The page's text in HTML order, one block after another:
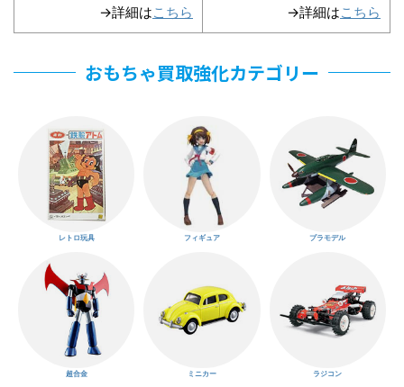
→詳細はこちら
→詳細はこちら
おもちゃ買取強化カテゴリー
レトロ玩具 フィギュア プラモデル
超合金 ミニカー ラジコン